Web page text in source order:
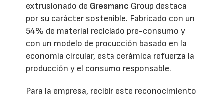
extrusionado de Gresmanc Group destaca
por su carácter sostenible. Fabricado con un
54% de material reciclado pre-consumo y
con un modelo de producción basado en la
economía circular, esta cerámica refuerza la
producción y el consumo responsable.
Para la empresa, recibir este reconocimiento